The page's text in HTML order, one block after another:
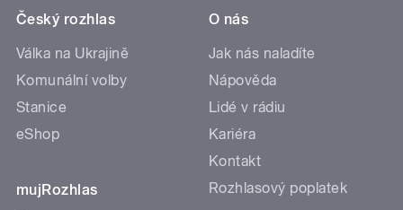
Český rozhlas
Válka na Ukrajině
Komunální volby
Stanice
eShop
mujRozhlas
O nás
Jak nás naladíte
Nápověda
Lidé v rádiu
Kariéra
Kontakt
Rozhlasový poplatek